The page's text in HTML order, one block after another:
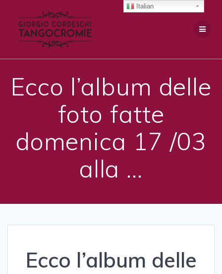
Ecco l’album delle
foto fatte
domenica 17 /03
alla …
Ecco l’album delle
Italian